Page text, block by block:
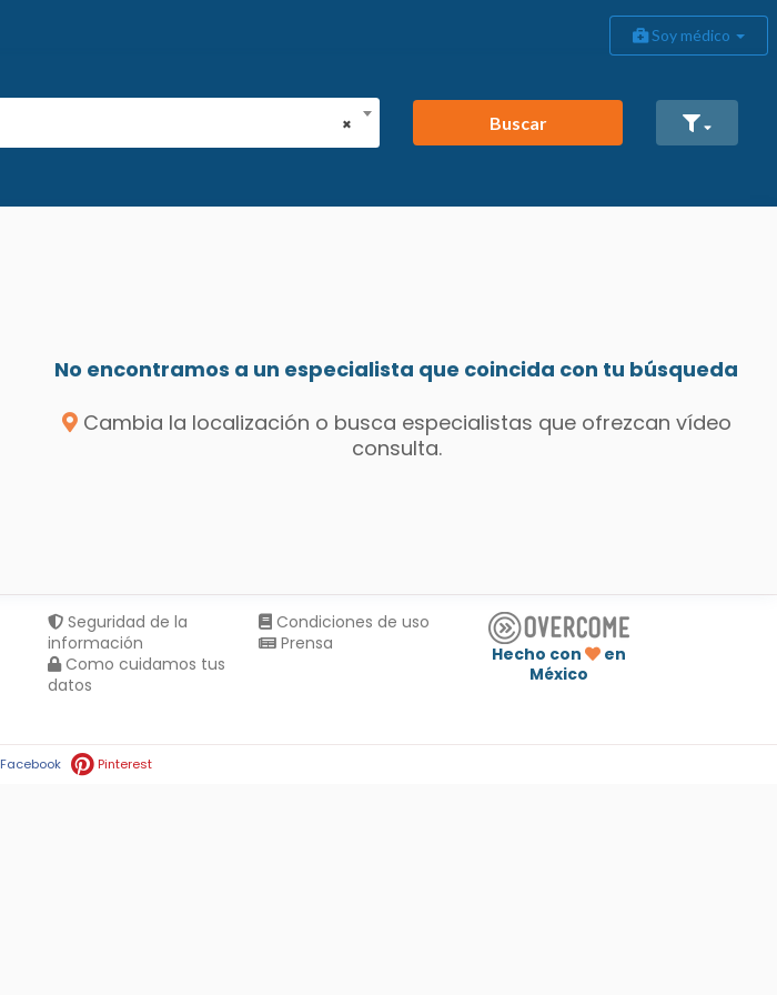
Soy médico
×
Buscar
No encontramos a un especialista que coincida con tu búsqueda
Cambia la localización o busca especialistas que ofrezcan vídeo
consulta.
Seguridad de la
información
Como cuidamos tus
datos
Condiciones de uso
Prensa
Hecho con
en
México
Facebook Pinterest